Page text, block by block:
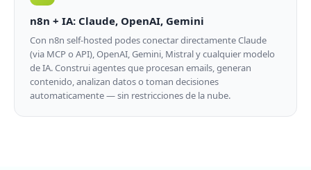
n8n + IA: Claude, OpenAI, Gemini
Con n8n self-hosted podes conectar directamente Claude
(via MCP o API), OpenAI, Gemini, Mistral y cualquier modelo
de IA. Construi agentes que procesan emails, generan
contenido, analizan datos o toman decisiones
automaticamente — sin restricciones de la nube.